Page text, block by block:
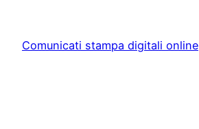
content
Comunicati stampa digitali online